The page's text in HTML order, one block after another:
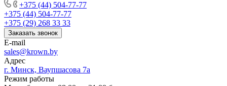
+375 (44) 504-77-77
+375 (44) 504-77-77
+375 (29) 268 33 33
Заказать звонок
E-mail
sales@krown.by
Адрес
г. Минск, Ваупшасова 7а
Режим работы